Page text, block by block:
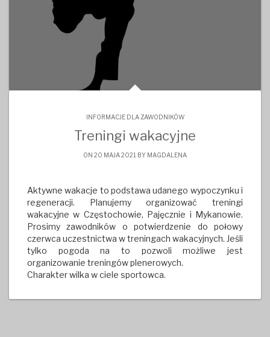
INFORMACJE DLA ZAWODNIKÓW
Treningi wakacyjne
ON 20 MAJA 2021 BY MAGDALENA
Aktywne wakacje to podstawa udanego wypoczynku i
regeneracji. Planujemy organizować treningi
wakacyjne w Częstochowie, Pajęcznie i Mykanowie.
Prosimy zawodników o potwierdzenie do połowy
czerwca uczestnictwa w treningach wakacyjnych. Jeśli
tylko pogoda na to pozwoli możliwe jest
organizowanie treningów plenerowych.
Charakter wilka w ciele sportowca.